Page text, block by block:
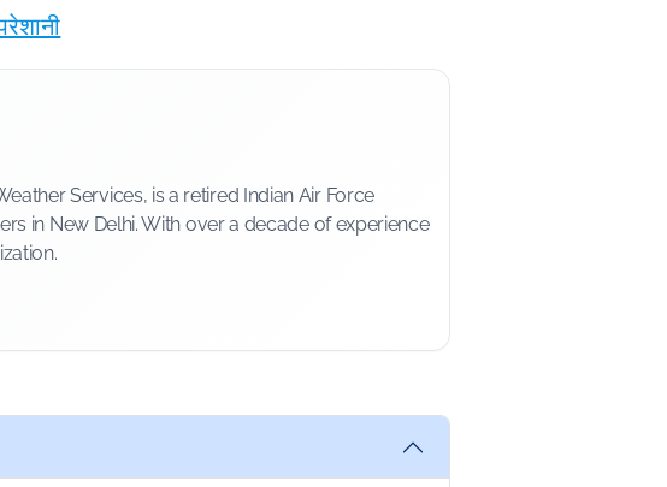
Services, is a retired Indian Air Force
in New Delhi. With over a decade of experience